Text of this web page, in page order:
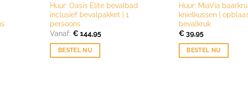
Huur: Oasis Elite bevalbad
inclusief bevalpakket | 1
persoons
Vanaf:€144,95
BESTEL NU
Huur: MiaVia
knielkussen |
bevalkruk
€39,95
BESTEL NU